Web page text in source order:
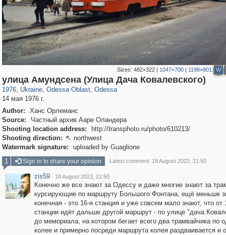
Sizes: 482×322| 1047×700| 1198×801 W
улица Амундсена (Улица Дача Ковалевского)
1976, Ukraine
135,304 2,355
, Odessa Oblast
10,529 181
, Odessa
9,185 148
14 мая 1976 г.
Author:
Ханс Орлеманс
Source:
Частный архив Ааре Оландера
Shooting location address:
http://transphoto.ru/photo/610213/
Shooting direction:  northwest
Watermark signature:
uploaded by Guaglione
1
Sign in to share your opinion Latest comment: 18 August 2023, 21:50
zis59 · 18 August 2023, 21:50
Конечно же все знают за Одессу и даже многие знают за
курсирующие по маршруту Большого Фонтана, ещё меньше
конечная - это 16-я станция и уже совсем мало знают, что от
станции идёт дальше другой маршрут - по улице "дача
до мемориала, на котором бегает всего два трамвайчика по
колее и примерно посреди маршрута колея раздваивается и